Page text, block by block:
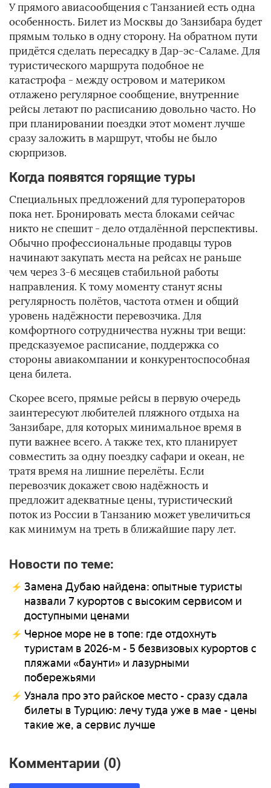
У прямого авиасообщения с Танзанией есть одна
особенность. Билет из Москвы до Занзибара будет
прямым только в одну сторону. На обратном пути
придётся сделать пересадку в Дар-эс-Саламе. Для
туристического маршрута подобное не
катастрофа - между островом и материком
отлажено регулярное сообщение, внутренние
рейсы летают по расписанию довольно часто. Но
при планировании поездки этот момент лучше
сразу заложить в маршрут, чтобы не было
сюрпризов.
Когда появятся горящие туры
Специальных предложений для туроператоров
пока нет. Бронировать места блоками сейчас
никто не спешит - дело отдалённой перспективы.
Обычно профессиональные продавцы туров
начинают закупать места на рейсах не раньше
чем через 3-6 месяцев стабильной работы
направления. К тому моменту станут ясны
регулярность полётов, частота отмен и общий
уровень надёжности перевозчика. Для
комфортного сотрудничества нужны три вещи:
предсказуемое расписание, поддержка со
стороны авиакомпании и конкурентоспособная
цена билета.
Скорее всего, прямые рейсы в первую очередь
заинтересуют любителей пляжного отдыха на
Занзибаре, для которых минимальное время в
пути важнее всего. А также тех, кто планирует
совместить за одну поездку сафари и океан, не
тратя время на лишние перелёты. Если
перевозчик докажет свою надёжность и
предложит адекватные цены, туристический
поток из России в Танзанию может увеличиться
как минимум на треть в ближайшие пару лет.
Новости по теме:
Замена Дубаю найдена: опытные туристы
назвали 7 курортов с высоким сервисом и
доступными ценами
Черное море не в топе: где отдохнуть
туристам в 2026-м - 5 безвизовых курортов с
пляжами «баунти» и лазурными
побережьями
Узнала про это райское место - сразу сдала
билеты в Турцию: лечу туда уже в мае - цены
такие же, а сервис лучше
Комментарии (0)